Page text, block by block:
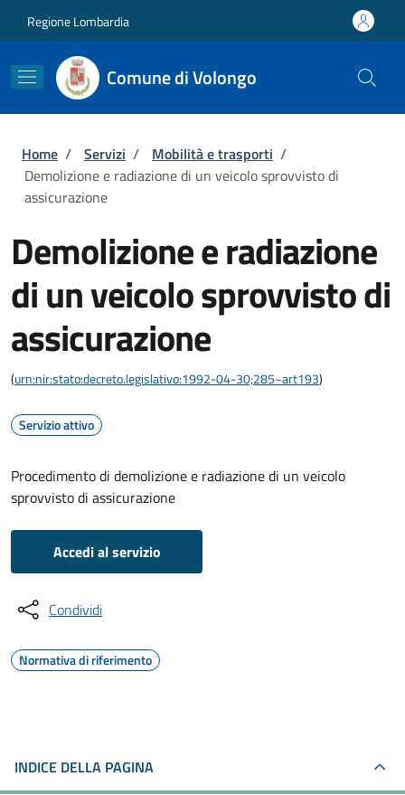
Regione Lombardia
Comune di Volongo
Briciole di pane
Home / Servizi / Mobilità e trasporti /
Demolizione e radiazione di un veicolo sprovvisto di
assicurazione
Demolizione e radiazione
di un veicolo sprovvisto di
assicurazione
(urn:nir:stato:decreto.legislativo:1992-04-30;285~art193)
Servizio attivo
Procedimento di demolizione e radiazione di un veicolo
sprovvisto di assicurazione
Accedi al servizio
Condividi
Normativa di riferimento
INDICE DELLA PAGINA